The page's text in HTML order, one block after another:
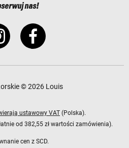
nas!
© 2026 Louis
ustawowy VAT (Polska).
od 382,55 zł wartości zamówienia).
cen z SCD.